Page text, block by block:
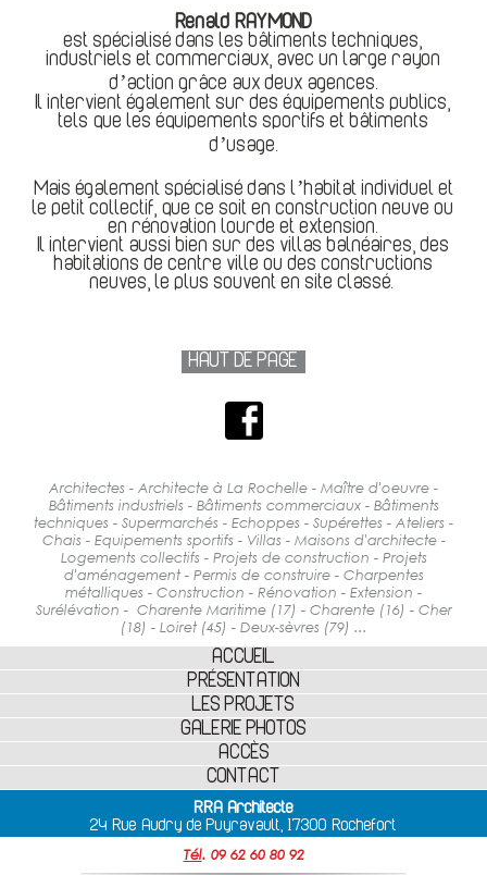
Renald RAYMOND
est spécialisé dans les bâtiments techniques,
industriels et commerciaux, avec un large rayon
d’action grâce aux deux agences.
Il intervient également sur des équipements publics,
tels que les équipements sportifs et bâtiments
d’usage.
Mais également spécialisé dans l’habitat individuel et
le petit collectif, que ce soit en construction neuve ou
en rénovation lourde et extension.
Il intervient aussi bien sur des villas balnéaires, des
habitations de centre ville ou des constructions
neuves, le plus souvent en site classé.
HAUT DE PAGE
Architectes - Architecte à La Rochelle - Maître d'oeuvre -
Bâtiments industriels - Bâtiments commerciaux - Bâtiments
techniques - Supermarchés - Echoppes - Supérettes - Ateliers -
Chais - Equipements sportifs - Villas - Maisons d'architecte -
Logements collectifs - Projets de construction - Projets
d'aménagement - Permis de construire - Charpentes
métalliques - Construction - Rénovation - Extension -
Surélévation - Charente Maritime (17) - Charente (16) - Cher
(18) - Loiret (45) - Deux-sèvres (79) ...
ACCUEIL
PRÉSENTATION
LES PROJETS
GALERIE PHOTOS
ACCÈS
CONTACT
RRA Architecte
24 Rue Audry de Puyravault, 17300 Rochefort
Tél. 09 62 60 80 92